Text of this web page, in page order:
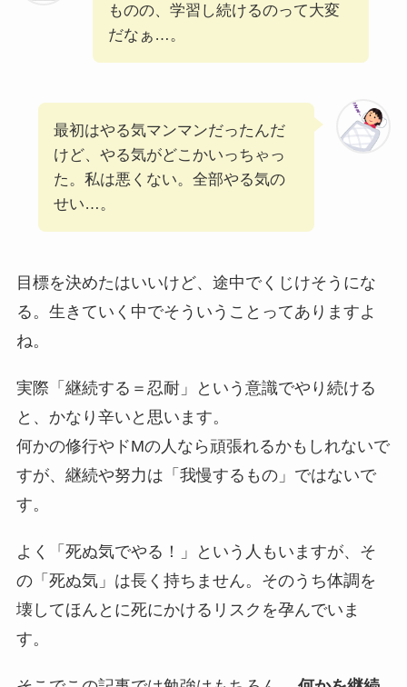
ものの、学習し続けるのって大変
だなぁ…。
最初はやる気マンマンだったんだ
けど、やる気がどこかいっちゃっ
た。私は悪くない。全部やる気の
せい…。
目標を決めたはいいけど、途中でくじけそうにな
る。生きていく中でそういうことってありますよ
ね。
実際「継続する＝忍耐」という意識でやり続ける
と、かなり辛いと思います。
何かの修行やドMの人なら頑張れるかもしれないで
すが、継続や努力は「我慢するもの」ではないで
す。
よく「死ぬ気でやる！」という人もいますが、そ
の「死ぬ気」は長く持ちません。そのうち体調を
壊してほんとに死にかけるリスクを孕んでいま
す。